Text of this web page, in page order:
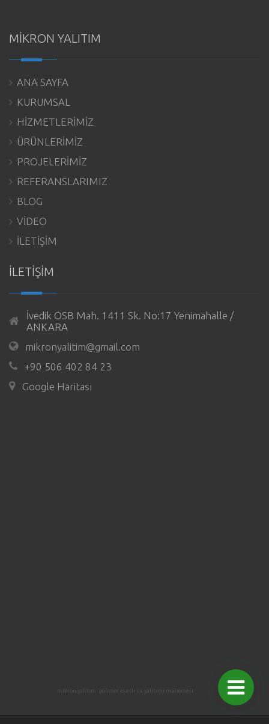
MİKRON YALITIM
ANA SAYFA
KURUMSAL
HİZMETLERİMİZ
ÜRÜNLERİMİZ
PROJELERİMİZ
REFERANSLARIMIZ
BLOG
VİDEO
İLETİŞİM
İLETİŞİM
İvedik OSB Mah. 1411 Sk. No:17 Yenimahalle /
ANKARA
mikronyalitim@gmail.com
+90 506 402 84 23
Google Haritası
mikron yalıtım polimer esaslı su yalıtımı malzemesi